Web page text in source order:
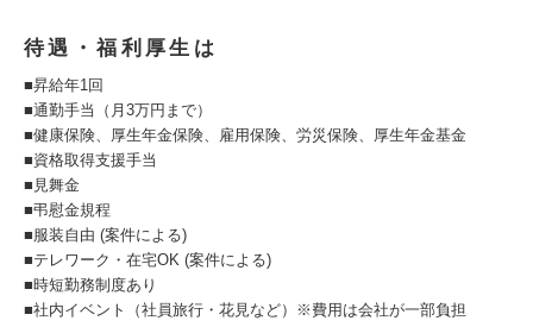
待遇・福利厚生は
■昇給年1回
■通勤手当（月3万円まで）
■健康保険、厚生年金保険、雇用保険、労災保険、厚生年金基金
■資格取得支援手当
■見舞金
■弔慰金規程
■服装自由 (案件による)
■テレワーク・在宅OK (案件による)
■時短勤務制度あり
■社内イベント（社員旅行・花見など）※費用は会社が一部負担